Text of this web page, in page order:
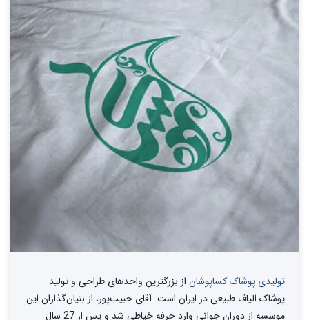
تولیدی پوشاک کساپوشان از بزرگترین واحد‌های طراحی و تولید‌
پوشاک الیاف طبیعی در ایران است. آقای حبیب‌پور، از بنیان‌گذاران این
موسسه از دوران جوانی وارد حرفه خیاطی شد و پس از 27 سال